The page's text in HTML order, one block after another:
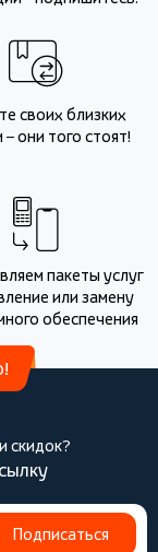
своих близких
они того стоят!
пакеты услуг
или замену
обеспечения
скидок?
Подписаться